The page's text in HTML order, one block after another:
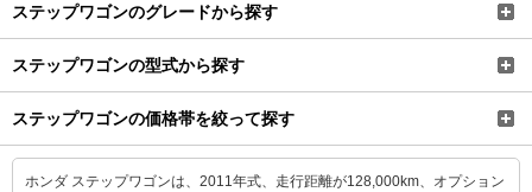
ステップワゴンのグレードから探す
ステップワゴンの型式から探す
ステップワゴンの価格帯を絞って探す
ホンダ ステップワゴンは、2011年式、走行距離が128,000km、オプション